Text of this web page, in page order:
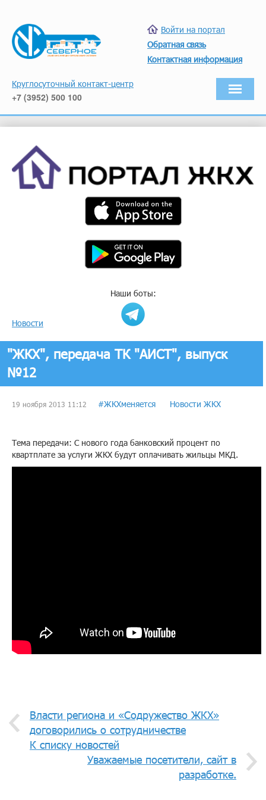
Войти на портал
Обратная связь
Контактная информация
Круглосуточный контакт-центр
+7 (3952) 500 100
Наши боты:
Новости
"ЖКХ", передача ТК "АИСТ", выпуск
№12
19 ноября 2013 11:12 #ЖКХменяется Новости ЖКХ
Тема передачи: С нового года банковский процент по
квартплате за услуги ЖКХ будут оплачивать жильцы МКД.
Власти региона и «Содружество ЖКХ»
договорились о сотрудничестве
К списку новостей
Уважаемые посетители, сайт в
разработке.